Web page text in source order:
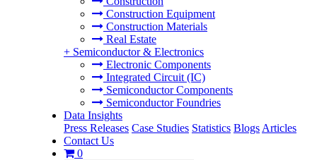
Construction Equipment
Construction Materials
Real Estate
+ Semiconductor & Electronics
Electronic Components
Integrated Circuit (IC)
Semiconductor Components
Semiconductor Foundries
Data Insights
Press Releases Case Studies Statistics Blogs Articles
Contact Us
0